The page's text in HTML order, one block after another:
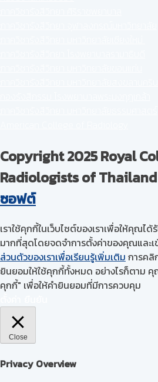
Copyright 2025 Royal
Radiologists of Thailand
ซอฟต์
เราใช้คุกกี้ในเว็บไซต์ของเราเพื่อให้คุณไ
มากที่สุดโดยจดจำการตั้งค่าของคุณและเ
ส่วนตัวของเราเพื่อเรียนรู้เพิ่มเติม การค
ยินยอมให้ใช้คุกกี้ทั้งหมด อย่างไรก็ตาม คุ
คุกกี้" เพื่อให้คำยินยอมที่มีการควบคุม
Close
Privacy Overview